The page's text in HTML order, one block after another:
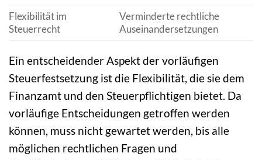
Flexibilität im
Steuerrecht
Verminderte rechtliche
Auseinandersetzungen
Ein entscheidender Aspekt der vorläufigen
Steuerfestsetzung ist die Flexibilität, die sie dem
Finanzamt und den Steuerpflichtigen bietet. Da
vorläufige Entscheidungen getroffen werden
können, muss nicht gewartet werden, bis alle
möglichen rechtlichen Fragen und